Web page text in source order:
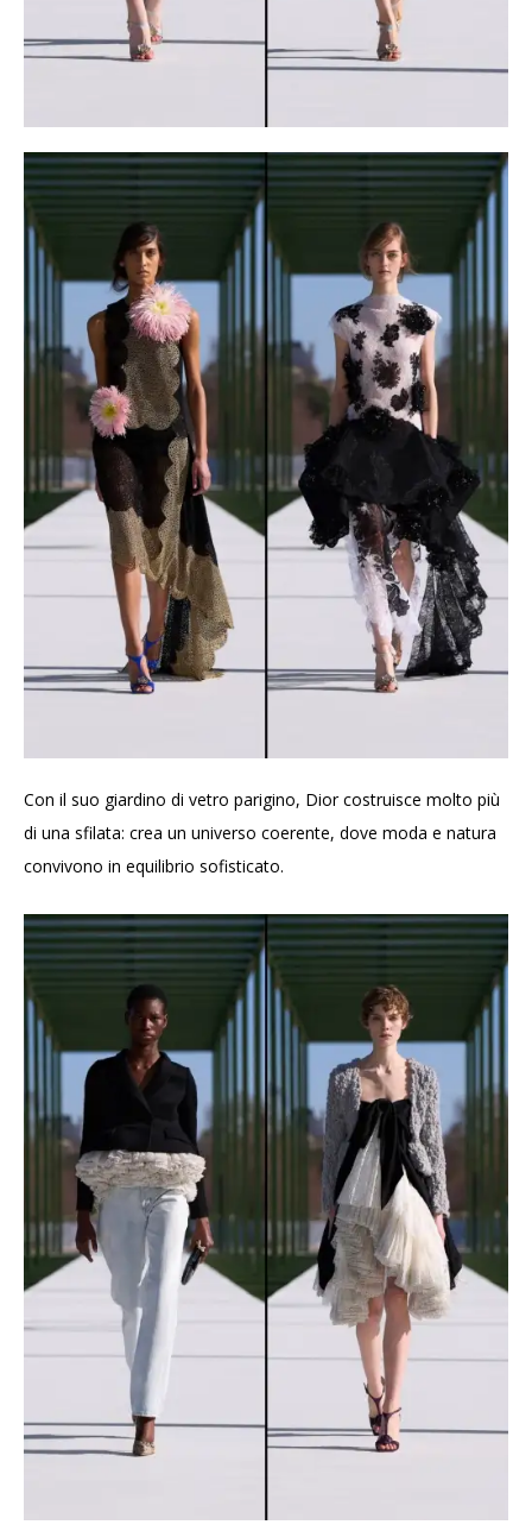
Con il suo giardino di vetro parigino, Dior costruisce molto più
di una sfilata: crea un universo coerente, dove moda e natura
convivono in equilibrio sofisticato.